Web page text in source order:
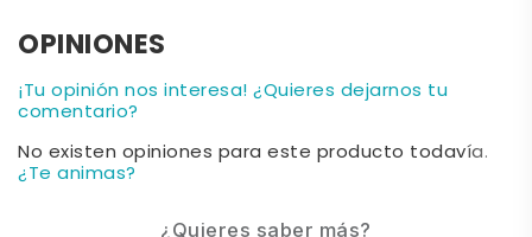
OPINIONES
¡Tu opinión nos interesa! ¿Quieres dejarnos tu
comentario?
No existen opiniones para este producto todavía.
¿Te animas?
¿Quieres saber más?